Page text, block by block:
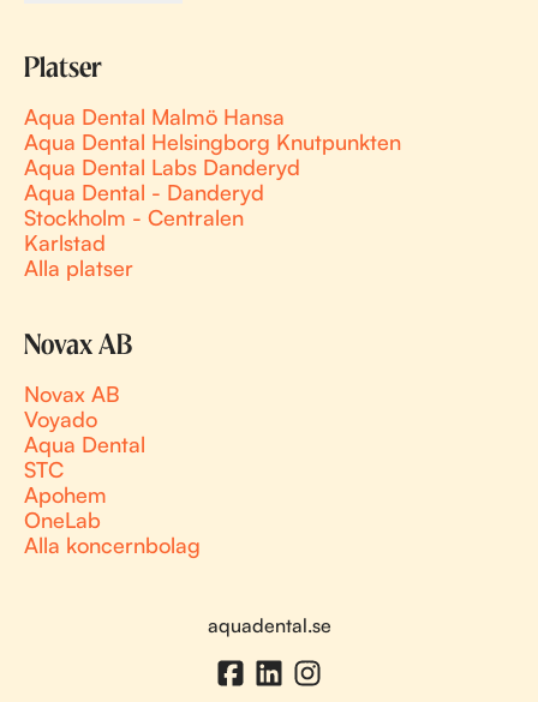
Platser
Aqua Dental Malmö Hansa
Aqua Dental Helsingborg Knutpunkten
Aqua Dental Labs Danderyd
Aqua Dental - Danderyd
Stockholm - Centralen
Karlstad
Alla platser
Novax AB
Novax AB
Voyado
Aqua Dental
STC
Apohem
OneLab
Alla koncernbolag
aquadental.se